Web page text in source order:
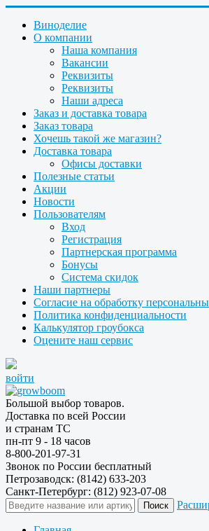
Виноделие
О компании
Наша компания
Вакансии
Реквизиты
Реквизиты
Наши адреса
Заказ и доставка товара
Заказ товара
Хочешь такой же магазин?
Доставка товара
Офисы доставки
Полезные статьи
Акции
Новости
Пользователям
Вход
Регистрация
Партнерская программа
Бонусы
Система скидок
Наши партнеры
Согласие на обработку
Политика конфиденциальности
Калькулятор гроубокса
Оцените наш сервис
войти
Большой выбор товаров.
Доставка по всей России
и странам ТС
пн-пт 9 - 18 часов
8-800-201-97-31
Звонок по России бесплатный
Петрозаводск: (8142) 633-203
Санкт-Петербург: (812) 923-07-08